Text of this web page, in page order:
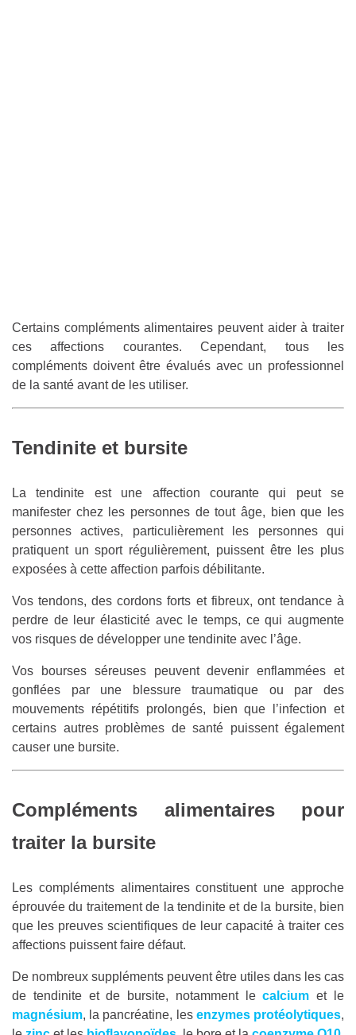
Certains compléments alimentaires peuvent aider à traiter
ces affections courantes. Cependant, tous les
compléments doivent être évalués avec un professionnel
de la santé avant de les utiliser.
Tendinite et bursite
La tendinite est une affection courante qui peut se
manifester chez les personnes de tout âge, bien que les
personnes actives, particulièrement les personnes qui
pratiquent un sport régulièrement, puissent être les plus
exposées à cette affection parfois débilitante.
Vos tendons, des cordons forts et fibreux, ont tendance à
perdre de leur élasticité avec le temps, ce qui augmente
vos risques de développer une tendinite avec l’âge.
Vos bourses séreuses peuvent devenir enflammées et
gonflées par une blessure traumatique ou par des
mouvements répétitifs prolongés, bien que l’infection et
certains autres problèmes de santé puissent également
causer une bursite.
Compléments alimentaires pour
traiter la bursite
Les compléments alimentaires constituent une approche
éprouvée du traitement de la tendinite et de la bursite, bien
que les preuves scientifiques de leur capacité à traiter ces
affections puissent faire défaut.
De nombreux suppléments peuvent être utiles dans les cas
de tendinite et de bursite, notamment lecalcium et le
magnésium, la pancréatine, les enzymes protéolytiques,